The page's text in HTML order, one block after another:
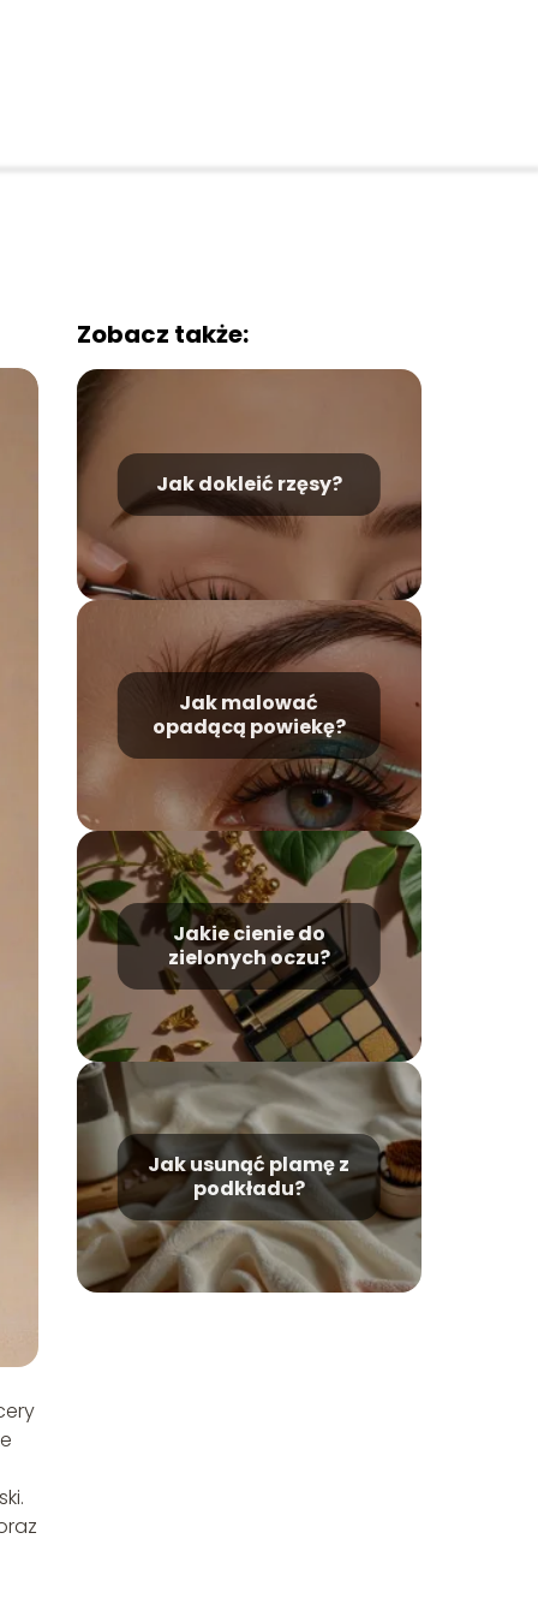
Zobacz także:
Jak dokleić rzęsy?
Jak malować
opadącą powiekę?
Jakie cienie do
zielonych oczu?
Jak usunąć plamę z
podkładu?